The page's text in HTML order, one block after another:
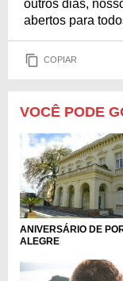
outros dias,
abertos para
COPIAR
VOCÊ PODE
ANIVERSÁRIO DE
ALEGRE